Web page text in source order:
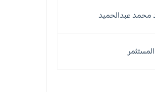
محمد عبدالحميد